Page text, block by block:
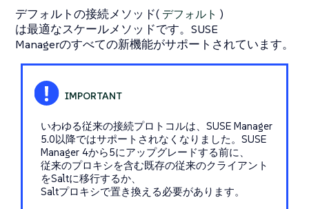
デフォルトの接続メソッド( デフォルト )
は最適なスケールメソッドです。SUSE
Managerのすべての新機能がサポートされています。
いわゆる従来の接続プロトコルは、SUSE Manager
5.0以降ではサポートされなくなりました。SUSE
Manager 4から5にアップグレードする前に、
従来のプロキシを含む既存の従来のクライアント
をSaltに移行するか、
Saltプロキシで置き換える必要があります。